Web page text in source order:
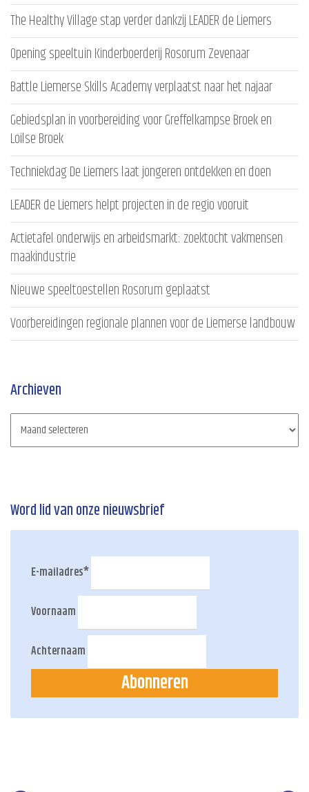
The Healthy Village stap verder dankzij LEADER de Liemers
Opening speeltuin Kinderboerderij Rosorum Zevenaar
Battle Liemerse Skills Academy verplaatst naar het najaar
Gebiedsplan in voorbereiding voor Greffelkampse Broek en
Loilse Broek
Techniekdag De Liemers laat jongeren ontdekken en doen
LEADER de Liemers helpt projecten in de regio vooruit
Actietafel onderwijs en arbeidsmarkt: zoektocht vakmensen
maakindustrie
Nieuwe speeltoestellen Rosorum geplaatst
Voorbereidingen regionale plannen voor de Liemerse landbouw
Archieven
Word lid van onze nieuwsbrief
E-mailadres*
Voornaam
Achternaam
Abonneren